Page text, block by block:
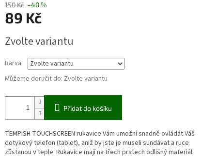
150 Kč –40 %
89 Kč
cena:
Zvolte variantu
Barva:
Můžeme doručit do: Zvolte variantu
Přidat do košíku
TEMPISH TOUCHSCREEN rukavice Vám umožní snadně ovládát Váš
dotykový telefon (tablet), aniž by jste je museli sundávat a ruce
zůstanou v teple. Rukavice mají na třech prstech odlišný materiál.